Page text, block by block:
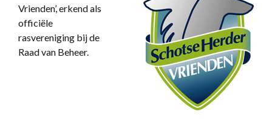
Vrienden’, erkend als
officiële
rasvereniging bij de
Raad van Beheer.